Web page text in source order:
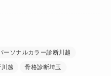
ーソナルカラー診断川越
越 骨格診断埼玉